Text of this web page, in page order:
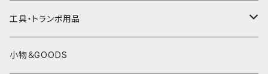
インナーウェア
グローブ
SUZUKI
KAWASAKI
YAMAHA
SUZUKI
工具・トランポ用品
充電器
小物＆GOODS